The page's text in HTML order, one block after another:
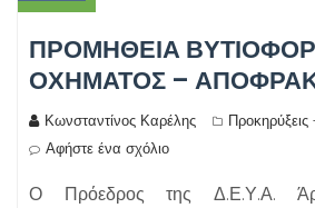
ΠΡΟΜΉΘΕΙΑ
ΟΧΉΜΑΤΟΣ –
Κωνσταντίνος Καρέλης
Αφήστε ένα σχόλιο
Ο Πρόεδρος της Δ.Ε.Υ.Α.